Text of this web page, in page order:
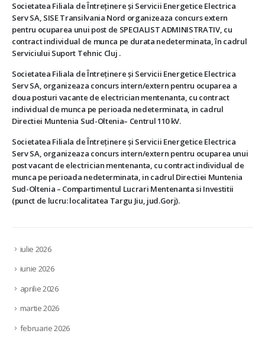
Societatea Filiala de Întreţinere şi Servicii Energetice Electrica
Serv SA, SISE Transilvania Nord organizeaza concurs extern
pentru ocuparea unui post de SPECIALIST ADMINISTRATIV, cu
contract individual de munca pe durata nedeterminata, în cadrul
Serviciului Suport Tehnic Cluj .
Societatea Filiala de Întreţinere şi Servicii Energetice Electrica
Serv SA, organizeaza concurs intern/extern pentru ocuparea a
doua posturi vacante de electrician mentenanta, cu contract
individual de munca pe perioada nedeterminata, in cadrul
Directiei Muntenia Sud-Oltenia– Centrul 110 kV.
Societatea Filiala de Întreţinere şi Servicii Energetice Electrica
Serv SA, organizeaza concurs intern/extern pentru ocuparea unui
post vacant de electrician mentenanta, cu contract individual de
munca pe perioada nedeterminata, in cadrul Directiei Muntenia
Sud-Oltenia – Compartimentul Lucrari Mentenanta si Investitii
(punct de lucru: localitatea Targu Jiu, jud.Gorj).
iulie 2026
iunie 2026
aprilie 2026
martie 2026
februarie 2026